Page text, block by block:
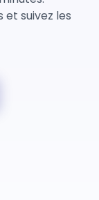
suivez les